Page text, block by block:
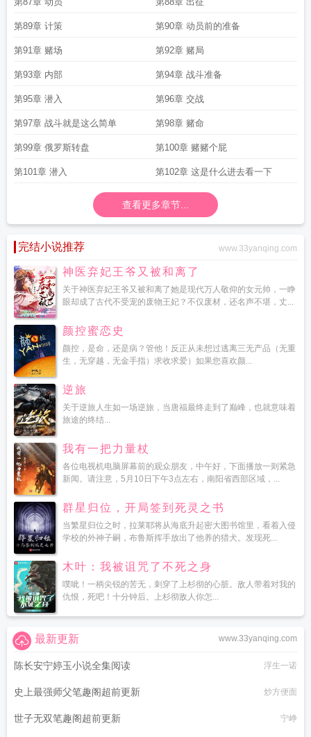
第89章 计策 第90章 动员前的准备
第91章 赌场 第92章 赌局
第93章 内部 第94章 战斗准备
第95章 潜入 第96章 交战
第97章 战斗就是这么简单 第98章 赌命
第99章 俄罗斯转盘 第100章 赌赌个屁
第101章 潜入 第102章 这是什么进去看一下
查看更多章节...
完结小说推荐 www.33yanqing.com
神医弃妃王爷又被和离了
关于神医弃妃王爷又被和离了她是现代万人敬仰的女元帅，一睁
眼却成了古代不受宠的废物王妃？不仅废材，还名声不堪，丈...
颜控蜜恋史
颜控，是命，还是病？管他！反正从未想过逃离三无产品（无重
生，无穿越，无金手指）求收求爱）如果您喜欢颜...
逆旅
关于逆旅人生如一场逆旅，当唐福最终走到了巅峰，也就意味着
旅途的终结...
我有一把力量杖
各位电视机电脑屏幕前的观众朋友，中午好，下面播放一则紧急
新闻。请注意，5月10日下午3点左右，南阳省西部区域，...
群星归位，开局签到死灵之书
当繁星归位之时，拉莱耶将从海底升起密大图书馆里，看着入侵
学校的外神子嗣，布鲁斯挥手放出了他养的猎犬。发现死...
木叶：我被诅咒了不死之身
噗呲！一柄尖锐的苦无，刺穿了上杉彻的心脏。敌人带着对我的
仇恨，死吧！十分钟后。上杉彻敌人你怎...
www.33yanqing.com
最新更新
陈长安宁婷玉小说全集阅读 浮生一诺
史上最强师父笔趣阁超前更新 炒方便面
世子无双笔趣阁超前更新 宁峥